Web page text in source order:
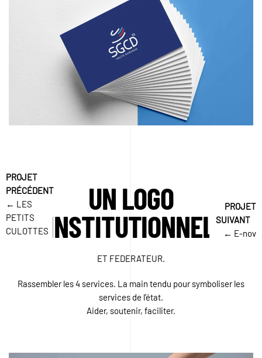
UN LOGO
INSTITUTIONNEL
ET FEDERATEUR.
Rassembler les 4 services. La main tendu pour symboliser les
services de l’état.
Aider, soutenir, faciliter.
← LES
PETITS
CULOTTES
← E-nov